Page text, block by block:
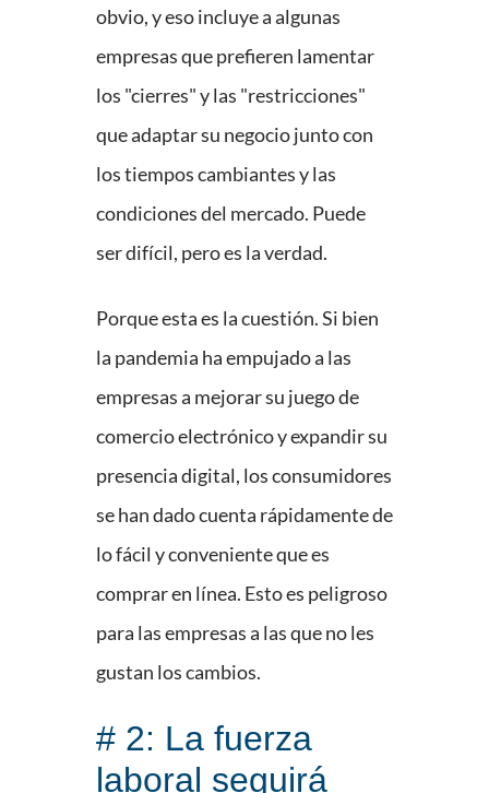
obvio, y eso incluye a algunas
empresas que prefieren lamentar
los "cierres" y las "restricciones"
que adaptar su negocio junto con
los tiempos cambiantes y las
condiciones del mercado. Puede
ser difícil, pero es la verdad.
Porque esta es la cuestión. Si bien
la pandemia ha empujado a las
empresas a mejorar su juego de
comercio electrónico y expandir su
presencia digital, los consumidores
se han dado cuenta rápidamente de
lo fácil y conveniente que es
comprar en línea. Esto es peligroso
para las empresas a las que no les
gustan los cambios.
# 2: La fuerza
laboral seguirá